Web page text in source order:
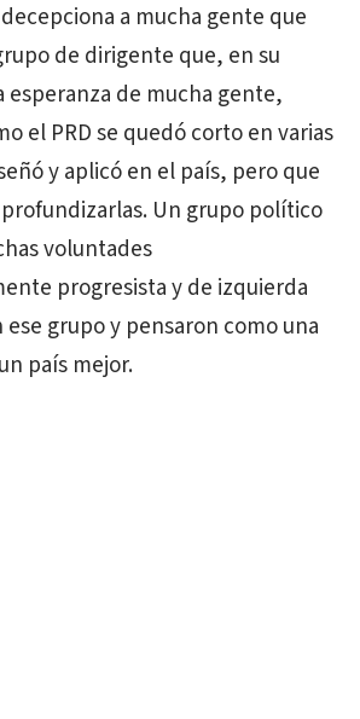
a mucha gente que
de dirigente que, en su
de mucha gente,
el PRD se quedó corto en varias
y aplicó en el país, pero que
Un grupo político
voluntades
progresista y de izquierda
grupo y pensaron como una
país mejor.